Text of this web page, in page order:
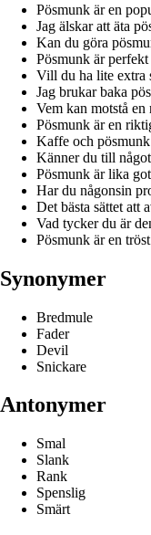
Pösmunk är en
Jag älskar att äta
Kan du göra
Pösmunk är
Vill du ha lite extra
Jag brukar baka
Vem kan motstå
Pösmunk är en
Kaffe och
Känner du till
Pösmunk är lika
Har du någonsin
Det bästa sättet att
Vad tycker du är
Pösmunk är en
Synonymer
Bredmule
Fader
Devil
Snickare
Antonymer
Smal
Slank
Rank
Spenslig
Smärt